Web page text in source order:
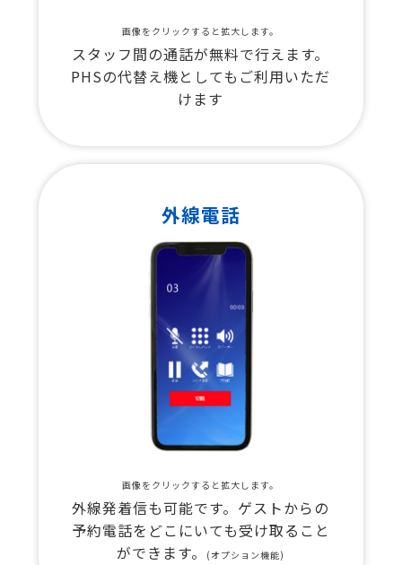
画像をクリックすると拡大します。
スタッフ間の通話が無料で行えます。
PHSの代替え機としてもご利用いただ
けます
外線電話
画像をクリックすると拡大します。
外線発着信も可能です。ゲストからの
予約電話をどこにいても受け取ること
ができます。
(オプション機能)